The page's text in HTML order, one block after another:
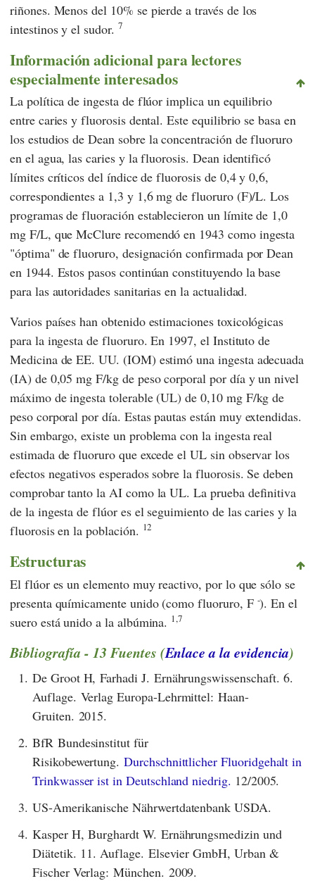
riñones. Menos del 10% se pierde a través de los
intestinos y el sudor. 7
Información adicional para lectores
especialmente interesados
La política de ingesta de flúor implica un equilibrio
entre caries y fluorosis dental. Este equilibrio se basa en
los estudiosde Deansobre la concentración de fluoruro
en el agua, las caries y la fluorosis. Deanidentificó
límites críticos del índice de fluorosis de 0,4 y 0,6,
correspondientes a 1,3 y 1,6 mg de fluoruro (F)/L. Los
programas de fluoración establecieron un límite de 1,0
mg F/L, queMcClurerecomendó en 1943 como ingesta
"óptima" de fluoruro, designación confirmada porDean
en 1944. Estos pasos continúan constituyendo la base
para las autoridades sanitarias en la actualidad.
Varios países han obtenido estimaciones toxicológicas
para la ingesta de fluoruro. En 1997, el Instituto de
Medicina de EE. UU. (IOM) estimó una ingesta adecuada
(IA) de 0,05 mg F/kg de peso corporal por día y un nivel
máximo de ingesta tolerable (UL) de 0,10 mg F/kg de
peso corporal por día. Estas pautas están muy extendidas.
Sin embargo, existe un problema con la ingesta real
estimada de fluoruro que excede el UL sin observar los
efectos negativos esperados sobre la fluorosis. Se deben
comprobar tanto la AI como la UL. La prueba definitiva
de la ingesta de flúor es el seguimiento de las caries y la
fluorosis en la población. 12
Estructuras
El flúor es un elemento muy reactivo, por lo que sólo se
presenta químicamente unido (como fluoruro, F -). En el
suero está unido a la albúmina. 1,7
Bibliografía - 13 Fuentes (Enlace a la evidencia)
1. De Groot H, Farhadi J. Ernährungswissenschaft. 6.
Auflage. Verlag Europa-Lehrmittel: Haan-
Gruiten. 2015.
2. BfR Bundesinstitut für
Risikobewertung.Durchschnittlicher Fluoridgehalt in
Trinkwasser ist in Deutschland niedrig. 12/2005.
3. US-Amerikanische Nährwertdatenbank USDA.
4. Kasper H, Burghardt W. Ernährungsmedizin und
Diätetik. 11. Auflage. Elsevier GmbH, Urban &
Fischer Verlag: München. 2009.